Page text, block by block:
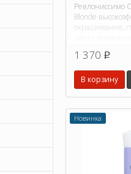
Ревлониссимо
Blonde
окрашивания,
1 370 p
В корзину
Новинка